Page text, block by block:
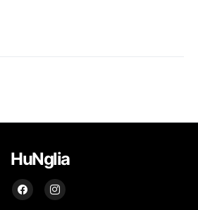
HuNglia